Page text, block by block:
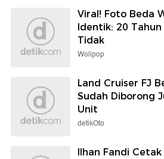
Viral! Foto Beda
Identik: 20
Tidak
Wolipop
Land Cruiser FJ
Sudah Diborong
Unit
detikOto
Ilhan Fandi